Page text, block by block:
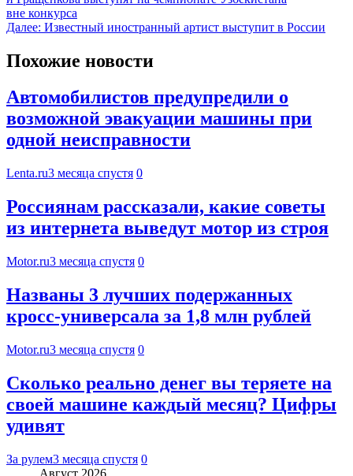
вне конкурса
Далее: Известный иностранный артист выступит в России
Похожие новости
Автомобилистов предупредили о
возможной эвакуации машины при
одной неисправности
Lenta.ru3 месяца спустя 0
Россиянам рассказали, какие советы
из интернета выведут мотор из строя
Motor.ru3 месяца спустя 0
Названы 3 лучших подержанных
кросс-универсала за 1,8 млн рублей
Motor.ru3 месяца спустя 0
Сколько реально денег вы теряете на
своей машине каждый месяц? Цифры
удивят
За рулем3 месяца спустя 0
Август 2026